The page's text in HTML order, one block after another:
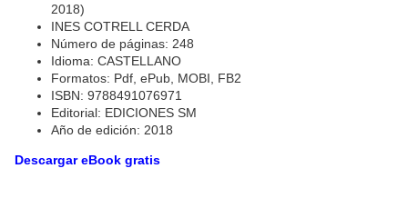
2018)
INES COTRELL CERDA
Número de páginas: 248
Idioma: CASTELLANO
Formatos: Pdf, ePub, MOBI, FB2
ISBN: 9788491076971
Editorial: EDICIONES SM
Año de edición: 2018
Descargar eBook gratis